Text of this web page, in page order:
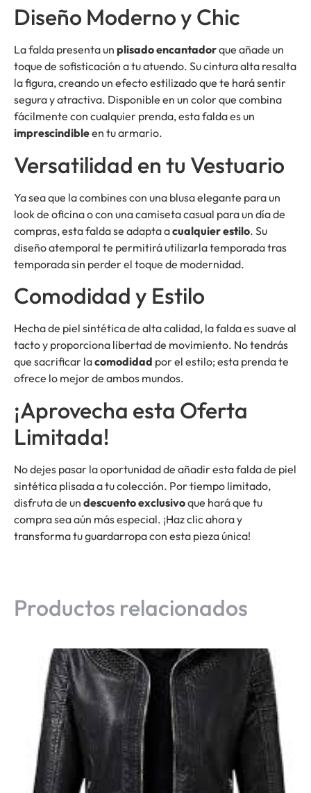
Diseño Moderno y Chic
La falda presenta un plisado encantadorque añade un
toque de sofisticación a tu atuendo. Su cintura alta resalta
la figura, creando un efecto estilizado que te hará sentir
segura y atractiva. Disponible en un color que combina
fácilmente con cualquier prenda, esta falda es un
imprescindibleen tu armario.
Versatilidad en tu Vestuario
Ya sea que la combines con una blusa elegante para un
look de oficina o con una camiseta casual para un día de
compras, esta falda se adapta acualquier estilo. Su
diseño atemporal te permitirá utilizarla temporada tras
temporada sin perder el toque de modernidad.
Comodidad y Estilo
Hecha de piel sintética de alta calidad, la falda es suave al
tacto y proporciona libertad de movimiento. No tendrás
que sacrificar lacomodidad por el estilo; esta prenda te
ofrece lo mejor de ambos mundos.
¡Aprovecha esta Oferta
Limitada!
No dejes pasar la oportunidad de añadir esta falda de piel
sintética plisada a tu colección. Por tiempo limitado,
disfruta de un descuento exclusivoque hará que tu
compra sea aún más especial. ¡Haz clic ahora y
transforma tu guardarropa con esta pieza única!
Productos relacionados